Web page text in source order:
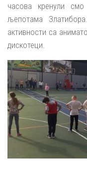
часова кренули
љепотама
активности са
дискотеци.